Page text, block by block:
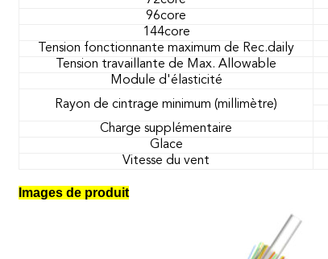
96core
144core
Tension fonctionnante maximum de Rec.daily
Tension travaillante de Max. Allowable
Module d'élasticité
Rayon de cintrage minimum (millimètre)
Charge supplémentaire
Glace
Vitesse du vent
Images de produit